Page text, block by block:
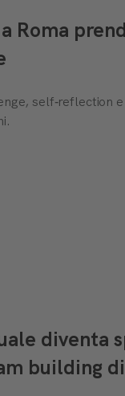
Roma
self‑reflection
diventa
building